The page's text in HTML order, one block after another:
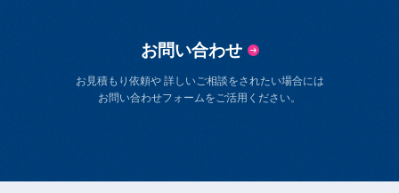
お問い合わせ
お見積もり依頼や 詳しいご相談をされたい場合には
お問い合わせフォームをご活用ください。